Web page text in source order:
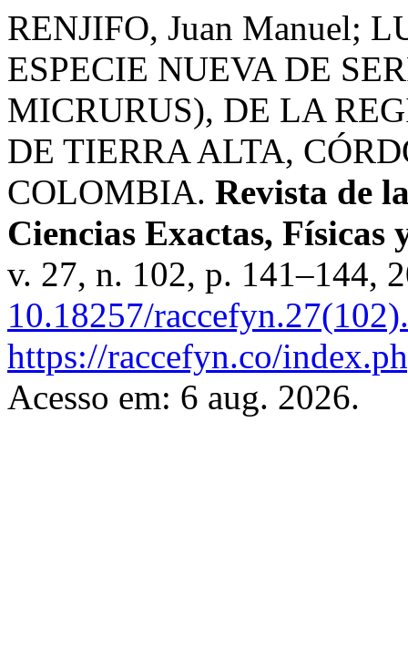
RENJIFO, Juan Manuel;
ESPECIE NUEVA DE
MICRURUS), DE LA
DE TIERRA ALTA,
COLOMBIA. Revista de
Ciencias Exactas, Físicas
v. 27, n. 102, p. 141–144,
10.18257/
https://raccefyn.co/
Acesso em: 6 aug. 2026.